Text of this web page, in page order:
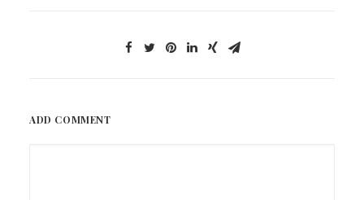
ADD COMMENT